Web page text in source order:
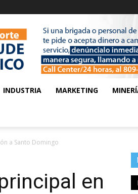
INDUSTRIA MARKETING
a Santo Domingo
en